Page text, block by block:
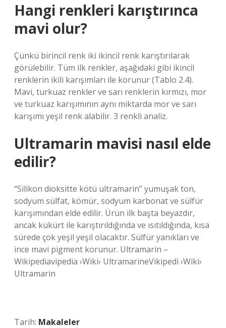
Hangi renkleri karıştırınca
mavi olur?
Çünkü birincil renk iki ikincil renk karıştırılarak
görülebilir. Tüm ilk renkler, aşağıdaki gibi ikincil
renklerin ikili karışımları ile korunur (Tablo 2.4).
Mavi, turkuaz renkler ve sarı renklerin kırmızı, mor
ve turkuaz karışımının aynı miktarda mor ve sarı
karışımı yeşil renk alabilir. 3 renkli analiz.
Ultramarin mavisi nasıl elde
edilir?
“Silikon dioksitte kötü ultramarin” yumuşak ton,
sodyum sülfat, kömür, sodyum karbonat ve sülfür
karışımından elde edilir. Ürün ilk başta beyazdır,
ancak kükürt ile karıştırıldığında ve ısıtıldığında, kısa
sürede çok yeşil yeşil olacaktır. Sülfür yanıkları ve
ince mavi pigment korunur. Ultramarin –
Wikipediavipedia ›Wiki› UltramarineVikipedi ›Wiki›
Ultramarin
Tarih: Makaleler